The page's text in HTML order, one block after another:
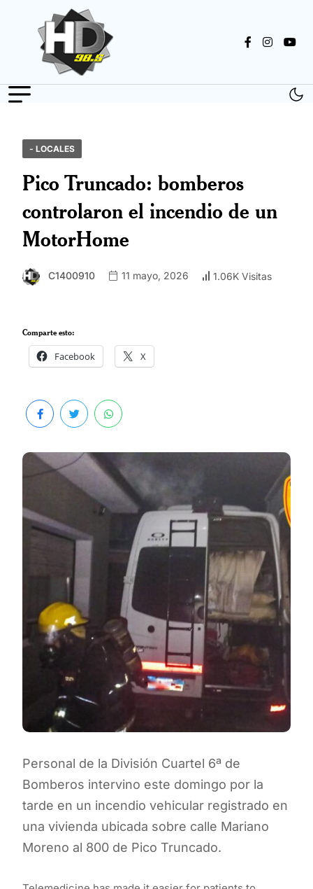
- LOCALES
Pico Truncado: bomberos
controlaron el incendio de un
MotorHome
C1400910 11 mayo, 2026 1.06K Visitas
Comparte esto:
Facebook X
Personal de la División Cuartel 6ª de
Bomberos intervino este domingo por la
tarde en un incendio vehicular registrado en
una vivienda ubicada sobre calle Mariano
Moreno al 800 de Pico Truncado.